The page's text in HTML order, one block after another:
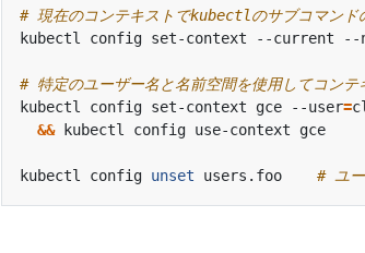
# 現在のコンテキストでkubectlのサブコマンド
kubectl config set-context --current --
# 特定のユーザー名と名前空間を使用してコンテ
kubectl config set-context gce --user=
&&
kubectl config unset users.foo # ユ